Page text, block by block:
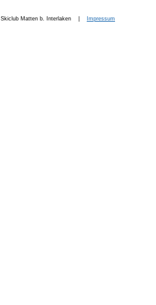
Skiclub Matten b. Interlaken | Impressum